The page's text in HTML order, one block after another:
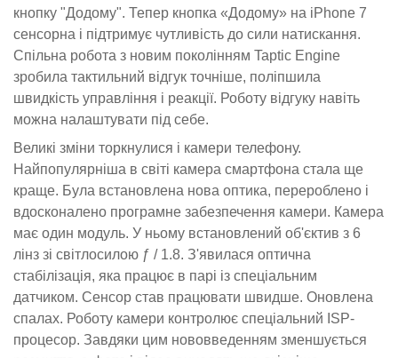
кнопку "Додому". Тепер кнопка «Додому» на iPhone 7
сенсорна і підтримує чутливість до сили натискання.
Спільна робота з новим поколінням Taptic Engine
зробила тактильний відгук точніше, поліпшила
швидкість управління і реакції. Роботу відгуку навіть
можна налаштувати під себе.
Великі зміни торкнулися і камери телефону.
Найпопулярніша в світі камера смартфона стала ще
краще. Була встановлена ​​нова оптика, перероблено і
вдосконалено програмне забезпечення камери. Камера
має один модуль. У ньому встановлений об'єктив з 6
лінз зі світлосилою ƒ / 1.8. З'явилася оптична
стабілізація, яка працює в парі із спеціальним
датчиком. Сенсор став працювати швидше. Оновлена ​​
спалах. Роботу камери контролює спеціальний ISP-
процесор. Завдяки цим нововведенням зменшується